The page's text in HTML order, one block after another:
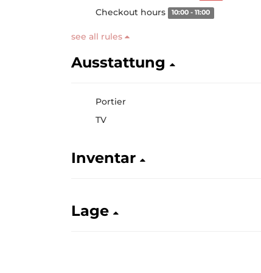
Checkout hours 10:00 - 11:00
see all rules
Ausstattung
Portier
TV
Inventar
Lage